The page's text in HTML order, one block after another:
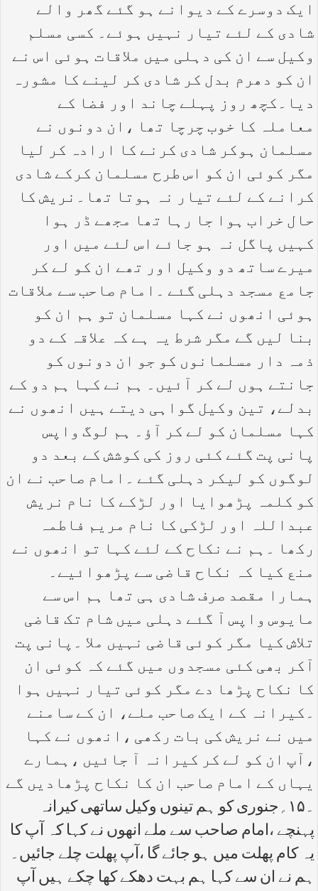
ایک دوسرے کے دیوانے ہو گئے گھر والے
شادی کے لئے تیار نہیں ہوئے۔ کسی مسلم
وکیل سے ان کی دہلی میں ملاقات ہوئی اس نے
ان کو دھرم بدل کر شادی کر لینے کا مشورہ
دیا۔کچھ روز پہلے چاند اور فضا کے
معاملہ کا خوب چرچا تھا ،ان دونوں نے
مسلمان ہوکر شادی کرنے کا ارادہ کر لیا
مگر کوئی ان کو اس طرح مسلمان کرکے شادی
کرانے کے لئے تیار نہ ہوتا تھا۔نریش کا
حال خراب ہوا جا رہا تھا مجھے ڈر ہوا
کہیں پاگل نہ ہو جائے اس لئے میں اور
میرے ساتھ دو وکیل اور تھے ان کو لے کر
جامع مسجد دہلی گئے ۔امام صاحب سے ملاقات
ہوئی انھوں نے کہا مسلمان تو ہم ان کو
بنا لیں گے مگر شرط یہ ہے کہ علاقہ کے دو
ذمہ دار مسلمانوں کو جو ان دونوں کو
جانتے ہوں لے کر آئیں۔ ہم نے کہا ہم دو کے
بدلے، تین وکیل گواہی دیتے ہیں انھوں نے
کہا مسلمان کو لے کر آؤ۔ ہم لوگ واپس
پانی پت گئے کئی روز کی کوشش کے بعد دو
لوگوں کو لیکر دہلی گئے ۔امام صاحب نے ان
کو کلمہ پڑھوایا اور لڑکے کا نام نریش
عبداللہ اور لڑکی کا نام مریم فاطمہ
رکھا ۔ہم نے نکاح کے لئے کہا تو انھوں نے
منع کیا کہ نکاح قاضی سے پڑھوائیے۔
ہمارا مقصد صرف شادی ہی تھا ہم اس سے
مایوس واپس آ گئے دہلی میں شام تک قاضی
تلاش کیا مگر کوئی قاضی نہیں ملا ۔پانی پت
آکر بھی کئی مسجدوں میں گئے کہ کوئی ان
کا نکاح پڑھا دے مگر کوئی تیار نہیں ہوا
۔کیرانہ کے ایک صاحب ملے، ان کے سامنے
میں نے نریش کی بات رکھی ،انھوں نے کہا
،آپ ان کو لے کر کیرانہ آ جائیں ،ہمارے
یہاں کے امام صاحب ان کا نکاح پڑھادیں گے
۔۱۵؍جنوری کو ہم تینوں وکیل ساتھی کیرانہ
پہنچے ،امام صاحب سے ملے انھوں نے کہا کہ آپ کا
یہ کام پھلت میں ہو جائے گا ،آپ پھلت چلے جائیں۔
ہم نے ان سے کہا ہم بہت دھکے کھا چکے ہیں آپ